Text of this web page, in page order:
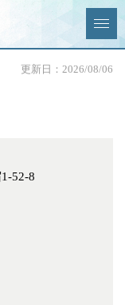
更新日：2026/08/06
52-8